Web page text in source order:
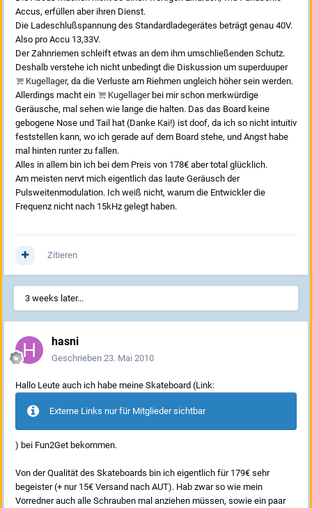
Accus, erfüllen aber ihren Dienst.
Die Ladeschlußspannung des Standardladegerätes beträgt genau 40V.
Also pro Accu 13,33V.
Der Zahnriemen schleift etwas an dem ihm umschließenden Schutz.
Deshalb verstehe ich nicht unbedingt die Diskussion um superduuper
Kugellager, da die Verluste am Riehmen ungleich höher sein werden.
Allerdings macht ein
Kugellagerbei mir schon merkwürdige
Geräusche, mal sehen wie lange die halten. Das das Board keine
gebogene Nose und Tail hat (Danke Kai!) ist doof, da ich so nicht intuitiv
feststellen kann, wo ich gerade auf dem Board stehe, und Angst habe
mal hinten runter zu fallen.
Alles in allem bin ich bei dem Preis von 178€ aber total glücklich.
Am meisten nervt mich eigentlich das laute Geräusch der
Pulsweitenmodulation. Ich weiß nicht, warum die Entwickler die
Frequenz nicht nach 15kHz gelegt haben.
Zitieren
3 weeks later...
hasni
Geschrieben 23. Mai 2010
Hallo Leute auch ich habe meine Skateboard (Link:
Externe Links nur für Mitglieder sichtbar
) bei Fun2Get bekommen.
Von der Qualität des Skateboards bin ich eigentlich für 179€ sehr
begeister (+ nur 15€ Versand nach AUT). Hab zwar so wie mein
Vorredner auch alle Schrauben mal anziehen müssen, sowie ein paar